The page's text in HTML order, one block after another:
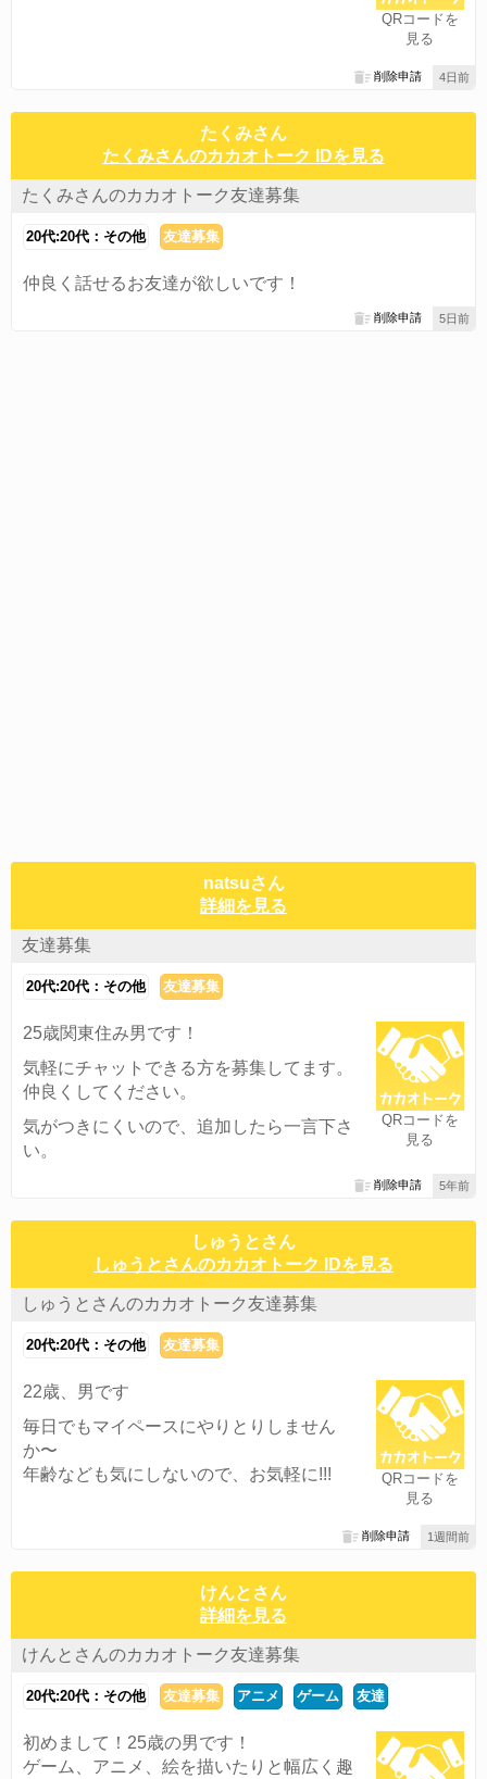
QRコードを
見る
4日前
削除申請
たくみさん
たくみさんのカカオトーク IDを見る
たくみさんのカカオトーク友達募集
20代:20代：その他 友達募集
仲良く話せるお友達が欲しいです！
5日前
削除申請
natsuさん
詳細を見る
友達募集
20代:20代：その他 友達募集
QRコードを
見る
25歳関東住み男です！
気軽にチャットできる方を募集してます。
仲良くしてください。
気がつきにくいので、追加したら一言下さ
い。
5年前
削除申請
しゅうとさん
しゅうとさんのカカオトーク IDを見る
しゅうとさんのカカオトーク友達募集
20代:20代：その他 友達募集
QRコードを
見る
22歳、男です
毎日でもマイペースにやりとりしません
か〜
年齢なども気にしないので、お気軽に!!!
1週間前
削除申請
けんとさん
詳細を見る
けんとさんのカカオトーク友達募集
20代:20代：その他 友達募集 アニメ ゲーム 友達
初めまして！25歳の男です！
ゲーム、アニメ、絵を描いたりと幅広く趣